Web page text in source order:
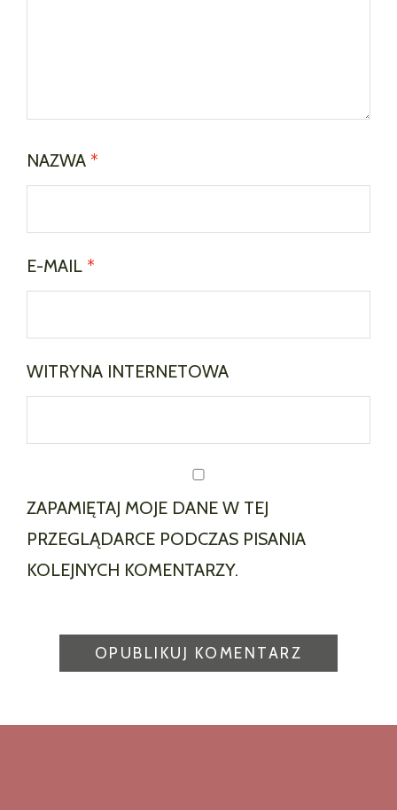
NAZWA *
E-MAIL *
WITRYNA INTERNETOWA
ZAPAMIĘTAJ MOJE DANE W TEJ
PRZEGLĄDARCE PODCZAS PISANIA
KOLEJNYCH KOMENTARZY.